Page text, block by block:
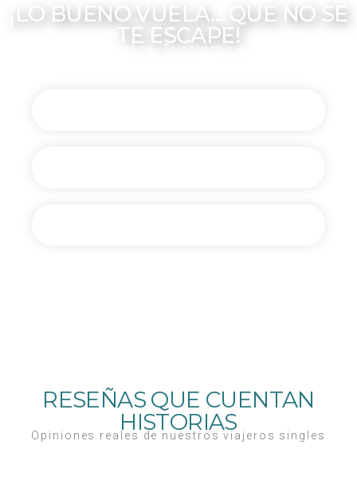
¡LO BUENO VUELA... QUE NO SE
TE ESCAPE!
Recibe en tu WhatsApp, Telegram o en tu email todas
RESEÑAS QUE CUENTAN
HISTORIAS
Opiniones reales de nuestros viajeros singles